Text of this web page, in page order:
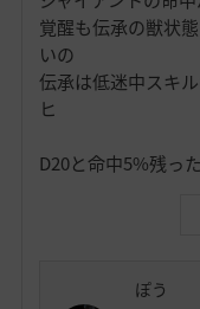
覚醒も伝承の獣状
いの
伝承は低迷中スキ
ヒ
D20と命中5%残っ
ぽう